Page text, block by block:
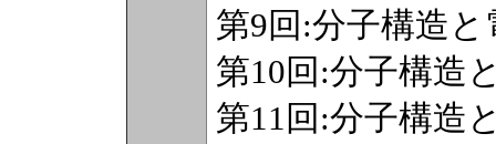
第9回:分子構造
第10回:分子構造
第11回:分子構造